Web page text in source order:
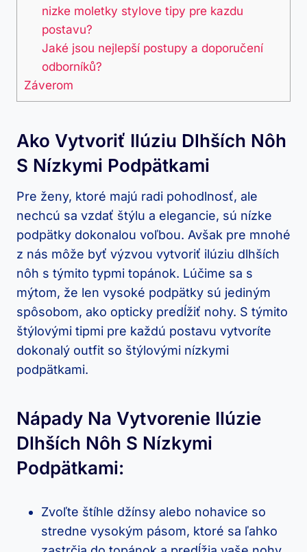
nizke moletky stylove tipy pre kazdu
postavu?
Jaké jsou nejlepší postupy a doporučení
odborníků?
Záverom
Ako Vytvoriť Ilúziu Dlhších Nôh
S Nízkymi Podpätkami
Pre ženy, ktoré majú radi pohodlnosť, ale
nechcú sa vzdať štýlu a elegancie, sú nízke
podpätky dokonalou voľbou. Avšak pre mnohé
z nás môže byť výzvou vytvoriť ilúziu dlhších
nôh s týmito typmi topánok. Lúčime sa s
mýtom, že len vysoké podpätky sú jediným
spôsobom, ako opticky predĺžiť nohy. S týmito
štýlovými tipmi pre každú postavu vytvoríte
dokonalý outfit so štýlovými nízkymi
podpätkami.
Nápady Na Vytvorenie Ilúzie
Dlhších Nôh S Nízkymi
Podpätkami:
Zvoľte štíhle džínsy alebo nohavice so
stredne vysokým pásom, ktoré sa ľahko